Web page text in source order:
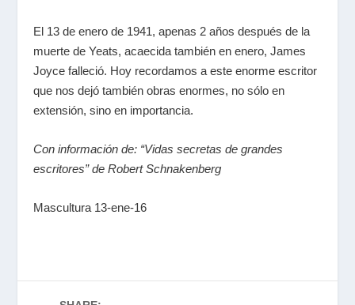
El 13 de enero de 1941, apenas 2 años después de la
muerte de Yeats, acaecida también en enero, James
Joyce falleció. Hoy recordamos a este enorme escritor
que nos dejó también obras enormes, no sólo en
extensión, sino en importancia.
Con información de: “Vidas secretas de grandes
escritores” de Robert Schnakenberg
Mascultura 13-ene-16